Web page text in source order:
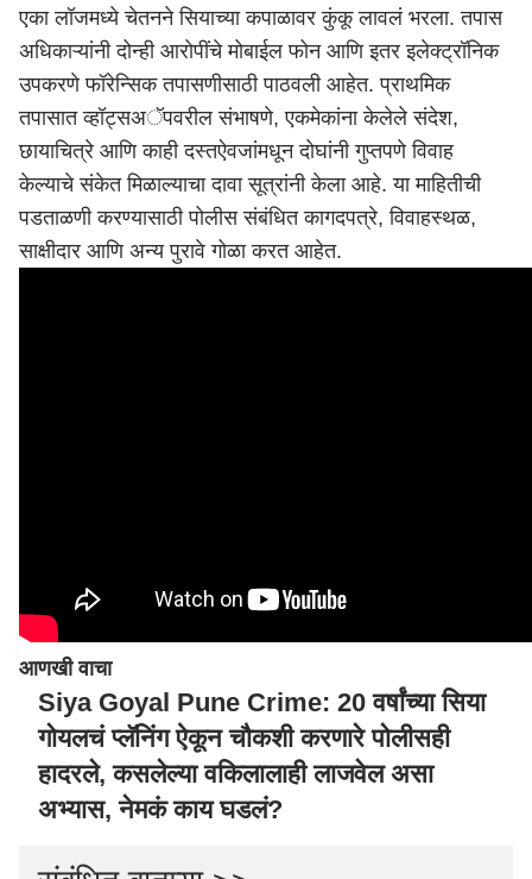
एका लॉजमध्ये चेतनने सियाच्या कपाळावर कुंकू लावलं भरला. तपास
अधिकाऱ्यांनी दोन्ही आरोपींचे मोबाईल फोन आणि इतर इलेक्ट्रॉनिक
उपकरणे फॉरेन्सिक तपासणीसाठी पाठवली आहेत. प्राथमिक
तपासात व्हॉट्सअॅपवरील संभाषणे, एकमेकांना केलेले संदेश,
छायाचित्रे आणि काही दस्तऐवजांमधून दोघांनी गुप्तपणे विवाह
केल्याचे संकेत मिळाल्याचा दावा सूत्रांनी केला आहे. या माहितीची
पडताळणी करण्यासाठी पोलीस संबंधित कागदपत्रे, विवाहस्थळ,
साक्षीदार आणि अन्य पुरावे गोळा करत आहेत.
आणखी वाचा
Siya Goyal Pune Crime: 20 वर्षांच्या सिया
गोयलचं प्लॅनिंग ऐकून चौकशी करणारे पोलीसही
हादरले, कसलेल्या वकिलालाही लाजवेल असा
अभ्यास, नेमकं काय घडलं?